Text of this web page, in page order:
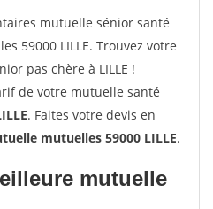
mutuelle sénior santé
59000 LILLE. Trouvez votre
pas chère à LILLE !
de votre mutuelle santé
. Faites votre devis en
mutuelles 59000 LILLE.
mutuelle